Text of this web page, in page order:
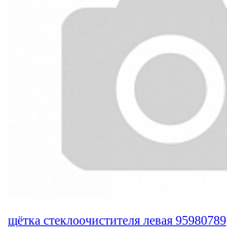
щётка стеклоочистителя левая 95980789